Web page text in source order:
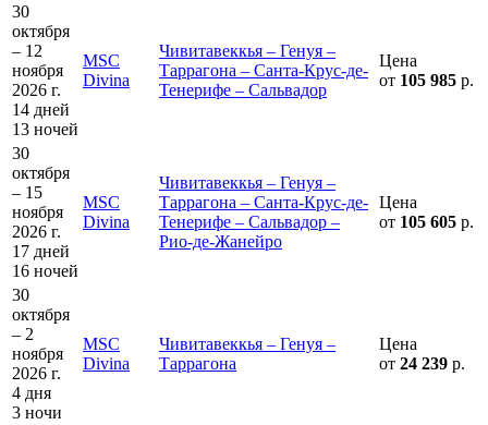
30
октября
– 12
ноября
2026 г.
14 дней
13 ночей
MSC
Divina
Чивитавеккья – Генуя –
Таррагона – Санта-Крус-де-
Тенерифе – Сальвадор
Цена
от 105 985 р.
30
октября
– 15
ноября
2026 г.
17 дней
16 ночей
MSC
Divina
Чивитавеккья – Генуя –
Таррагона – Санта-Крус-де-
Тенерифе – Сальвадор –
Рио-де-Жанейро
Цена
от 105 605 р.
30
октября
– 2
ноября
2026 г.
4 дня
3 ночи
MSC
Divina
Чивитавеккья – Генуя –
Таррагона
Цена
от 24 239 р.